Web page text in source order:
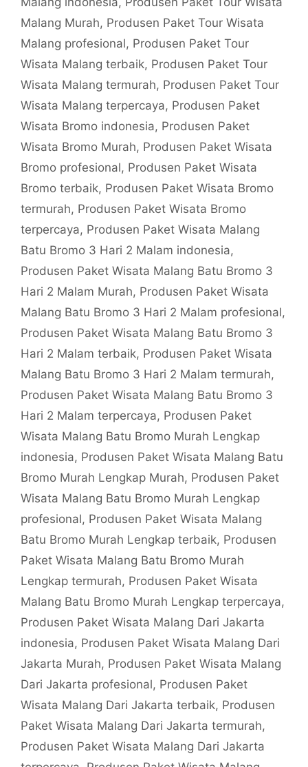
Malang Murah, Produsen Paket Tour Wisata
Malang profesional, Produsen Paket Tour
Wisata Malang terbaik, Produsen Paket Tour
Wisata Malang termurah, Produsen Paket Tour
Wisata Malang terpercaya, Produsen Paket
Wisata Bromo indonesia, Produsen Paket
Wisata Bromo Murah, Produsen Paket Wisata
Bromo profesional, Produsen Paket Wisata
Bromo terbaik, Produsen Paket Wisata Bromo
termurah, Produsen Paket Wisata Bromo
terpercaya, Produsen Paket Wisata Malang
Batu Bromo 3 Hari 2 Malam indonesia,
Produsen Paket Wisata Malang Batu Bromo 3
Hari 2 Malam Murah, Produsen Paket Wisata
Malang Batu Bromo 3 Hari 2 Malam profesional,
Produsen Paket Wisata Malang Batu Bromo 3
Hari 2 Malam terbaik, Produsen Paket Wisata
Malang Batu Bromo 3 Hari 2 Malam termurah,
Produsen Paket Wisata Malang Batu Bromo 3
Hari 2 Malam terpercaya, Produsen Paket
Wisata Malang Batu Bromo Murah Lengkap
indonesia, Produsen Paket Wisata Malang Batu
Bromo Murah Lengkap Murah, Produsen Paket
Wisata Malang Batu Bromo Murah Lengkap
profesional, Produsen Paket Wisata Malang
Batu Bromo Murah Lengkap terbaik, Produsen
Paket Wisata Malang Batu Bromo Murah
Lengkap termurah, Produsen Paket Wisata
Malang Batu Bromo Murah Lengkap terpercaya,
Produsen Paket Wisata Malang Dari Jakarta
indonesia, Produsen Paket Wisata Malang Dari
Jakarta Murah, Produsen Paket Wisata Malang
Dari Jakarta profesional, Produsen Paket
Wisata Malang Dari Jakarta terbaik, Produsen
Paket Wisata Malang Dari Jakarta termurah,
Produsen Paket Wisata Malang Dari Jakarta